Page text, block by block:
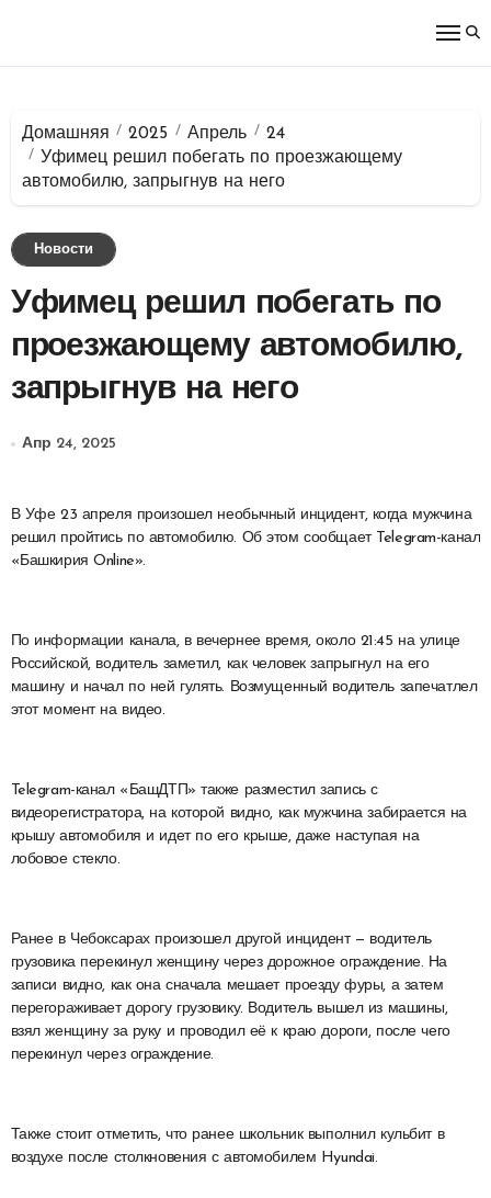
Домашняя 2025 Апрель
24
Уфимец решил побегать по проезжающему
автомобилю, запрыгнув на него
Новости
Уфимец решил побегать по
проезжающему автомобилю,
запрыгнув на него
Апр 24, 2025
В Уфе 23 апреля произошел необычный инцидент, когда мужчина
решил пройтись по автомобилю. Об этом сообщает Telegram-канал
«Башкирия Online».
По информации канала, в вечернее время, около 21:45 на улице
Российской, водитель заметил, как человек запрыгнул на его
машину и начал по ней гулять. Возмущенный водитель запечатлел
этот момент на видео.
Telegram-канал «БашДТП» также разместил запись с
видеорегистратора, на которой видно, как мужчина забирается на
крышу автомобиля и идет по его крыше, даже наступая на
лобовое стекло.
Ранее в Чебоксарах произошел другой инцидент — водитель
грузовика перекинул женщину через дорожное ограждение. На
записи видно, как она сначала мешает проезду фуры, а затем
перегораживает дорогу грузовику. Водитель вышел из машины,
взял женщину за руку и проводил её к краю дороги, после чего
перекинул через ограждение.
Также стоит отметить, что ранее школьник выполнил кульбит в
воздухе после столкновения с автомобилем Hyundai.